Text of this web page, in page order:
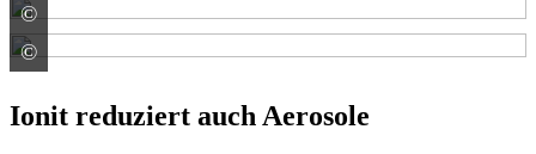
© Baumit GmbH
© Baumit GmbH
Ionit reduziert auch Aerosole